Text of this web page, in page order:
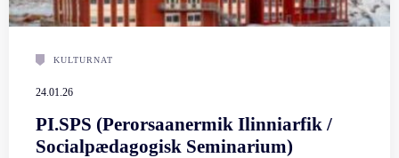
KULTURNAT
24.01.26
PI.SPS (Perorsaanermik Ilinniarfik /
Socialpædagogisk Seminarium)